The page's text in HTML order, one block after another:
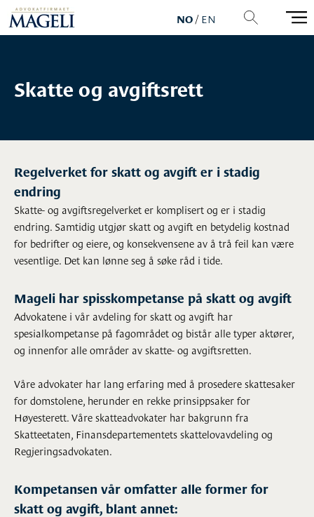
NO/EN
Skatte og avgiftsrett
Regelverket for skatt og avgift er i stadig
endring
Skatte- og avgiftsregelverket er komplisert og er i stadig
endring. Samtidig utgjør skatt og avgift en betydelig kostnad
for bedrifter og eiere, og konsekvensene av å trå feil kan være
vesentlige. Det kan lønne seg å søke råd i tide.
Mageli har spisskompetanse på skatt og avgift
Advokatene i vår avdeling for skatt og avgift har
spesialkompetanse på fagområdet og bistår alle typer aktører,
og innenfor alle områder av skatte- og avgiftsretten.
Våre advokater har lang erfaring med å prosedere skattesaker
for domstolene, herunder en rekke prinsippsaker for
Høyesterett. Våre skatteadvokater har bakgrunn fra
Skatteetaten, Finansdepartementets skattelovavdeling og
Regjeringsadvokaten.
Kompetansen vår omfatter alle former for
skatt og avgift, blant annet: